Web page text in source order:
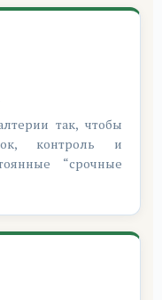
так, чтобы
контроль и
“срочные